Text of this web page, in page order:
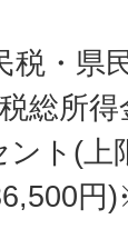
税・県
総所
ント(
円